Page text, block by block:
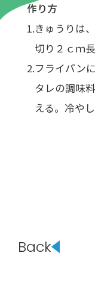
作り方
きゅうりは
切り２ｃｍ
フライパン
タレの調味
える。冷や
Back